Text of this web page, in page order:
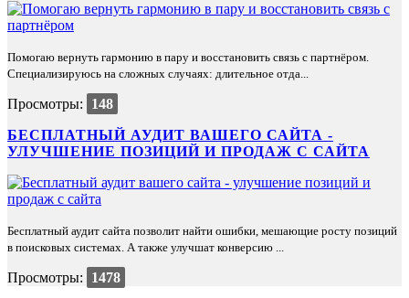
Помогаю вернуть гармонию в пару и восстановить связь с партнёром.
Специализируюсь на сложных случаях: длительное отда...
Просмотры:
148
БЕСПЛАТНЫЙ АУДИТ ВАШЕГО САЙТА -
УЛУЧШЕНИЕ ПОЗИЦИЙ И ПРОДАЖ С САЙТА
Бесплатный аудит сайта позволит найти ошибки, мешающие росту позиций
в поисковых системах. А также улучшат конверсию ...
Просмотры: 1478